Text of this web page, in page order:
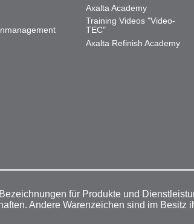
Axalta Academy
Training Videos "Video-
TEC"
Axalta Refinish Academy
für Produkte und
Andere Warenzeichen sind im Besitz